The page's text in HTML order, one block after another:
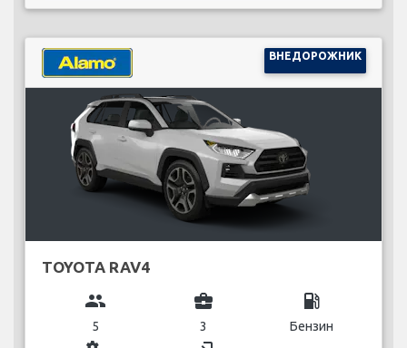
ВНЕДОРОЖНИК
TOYOTA RAV4
group
5
business_center
3
local_gas_station
Бензин